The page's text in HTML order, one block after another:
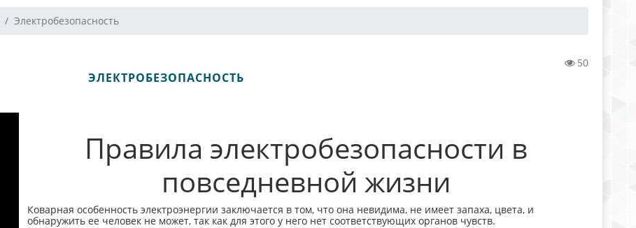
Электробезопасность
50
ЭЛЕКТРОБЕЗОПАСНОСТЬ
Правила электробезопасности в
повседневной жизни
Коварная особенность электроэнергии заключается в том, что она невидима, не имеет запаха, цвета, и
обнаружить ее человек не может, так как для этого у него нет соответствующих органов чувств.